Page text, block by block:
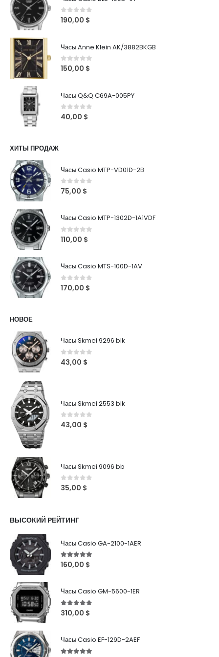
0out of 5
190,00 $
Часы Anne Klein AK/3882BKGB
0out of 5
150,00 $
Часы Q&Q C69A-005PY
0 out of 5
40,00 $
ХИТЫ ПРОДАЖ
Часы Casio MTP-VD01D-2B
0out of 5
75,00 $
Часы Casio MTP-1302D-1A1VDF
0out of 5
110,00 $
Часы Casio MTS-100D-1AV
0out of 5
170,00 $
НОВОЕ
Часы Skmei 9296 blk
0 out of 5
43,00 $
Часы Skmei 2553 blk
0 out of 5
43,00 $
Часы Skmei 9096 bb
0out of 5
35,00 $
ВЫСОКИЙ РЕЙТИНГ
Часы Casio GA-2100-1AER
5out of 5
160,00 $
Часы Casio GM-5600-1ER
5out of 5
310,00 $
Часы Casio EF-129D-2AEF